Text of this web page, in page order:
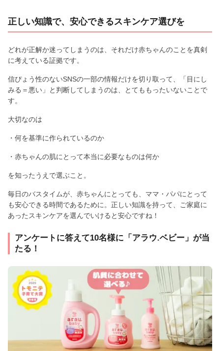
正しい知識で、安心できるスキンケア選びを
どれが正解か迷ってしまうのは、それだけ赤ちゃんのことを真剣
に考えている証拠です。
信ぴょう性のないSNSの一部の情報だけを切り取って、「目にし
みる＝悪い」と判断してしまうのは、とてももったいないことで
す。
大切なのは
・何を基準に作られているのか
・赤ちゃんの肌にとって本当に必要なものは何か
を知ったうえで選ぶこと。
毎日のバスタイムが、赤ちゃんにとっても、ママ・パパにとって
も安心できる時間であるために。正しい知識を持って、ご家庭に
あったスキンケアを選んでいけると安心ですね！
アンケートに答えて10名様に「アラウ.ベビー」が当
たる！